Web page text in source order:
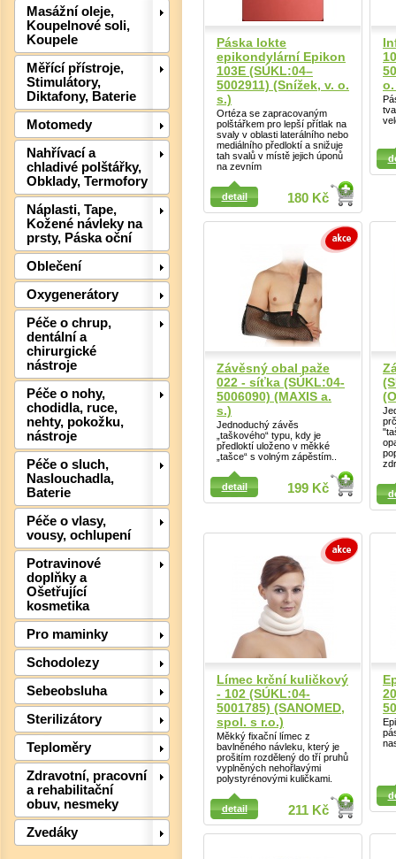
Masážní oleje,
Koupelnové soli,
Koupele
Měřící přístroje,
Stimulátory,
Diktafony, Baterie
Motomedy
Nahřívací a
chladivé polštářky,
Obklady, Termofory
Náplasti, Tape,
Kožené návleky na
prsty, Páska oční
Oblečení
Oxygenerátory
Péče o chrup,
dentální a
chirurgické
nástroje
Péče o nohy,
chodidla, ruce,
nehty, pokožku,
nástroje
Péče o sluch,
Naslouchadla,
Baterie
Péče o vlasy,
vousy, ochlupení
Potravinové
doplňky a
Ošetřující
kosmetika
Pro maminky
Schodolezy
Sebeobsluha
Sterilizátory
Teploměry
Zdravotní, pracovní
a rehabilitační
obuv, nesmeky
Zvedáky
Páska lokte
epikondylární Epikon
103E (SÚKL:04–
5002911) (Snížek, v. o.
s.)
Ortéza se zapracovaným
polštářkem pro lepší přítlak na
svaly v oblasti laterálního nebo
mediálního předloktí a snižuje
tah svalů v místě jejich úponů
na zevním
180 Kč
detail
Detail
Detail
Závěsný obal paže
022 - síťka (SÚKL:04-
5006090) (MAXIS a.
s.)
Jednoduchý závěs
„taškového“ typu, kdy je
předloktí uloženo v měkké
„tašce“ s volným zápěstím..
199 Kč
detail
Detail
Detail
Límec krční kuličkový
- 102 (SÚKL:04-
5001785) (SANOMED,
spol. s r.o.)
Měkký fixační límec z
bavlněného návleku, který je
prošitím rozdělený do tří pruhů
vyplněných nehořlavými
polystyrénovými kuličkami.
211 Kč
detail
Detail
Detail